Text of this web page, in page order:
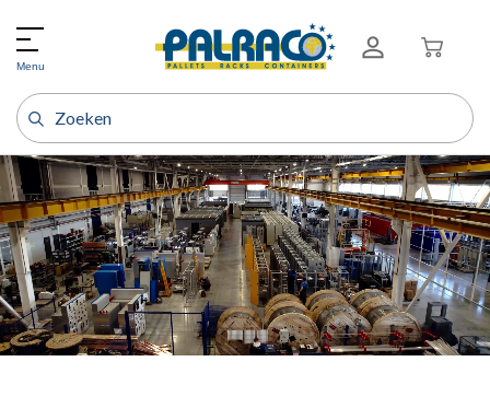
Palraco, specialist in palets,
racks en containers.
Menu